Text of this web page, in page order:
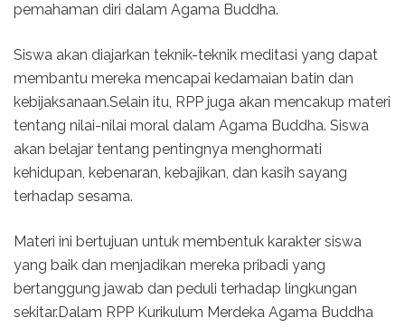
pemahaman diri dalam Agama Buddha.
Siswa akan diajarkan teknik-teknik meditasi yang dapat
membantu mereka mencapai kedamaian batin dan
kebijaksanaan.Selain itu, RPP juga akan mencakup materi
tentang nilai-nilai moral dalam Agama Buddha. Siswa
akan belajar tentang pentingnya menghormati
kehidupan, kebenaran, kebajikan, dan kasih sayang
terhadap sesama.
Materi ini bertujuan untuk membentuk karakter siswa
yang baik dan menjadikan mereka pribadi yang
bertanggung jawab dan peduli terhadap lingkungan
sekitar.Dalam RPP Kurikulum Merdeka Agama Buddha